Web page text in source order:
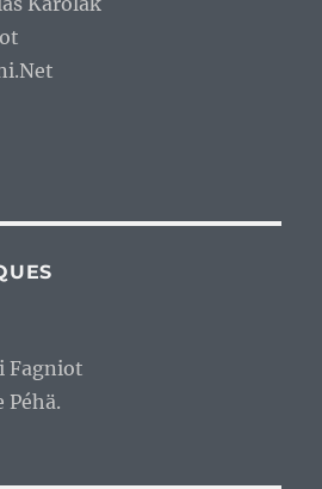
Fagniot
Péhä.